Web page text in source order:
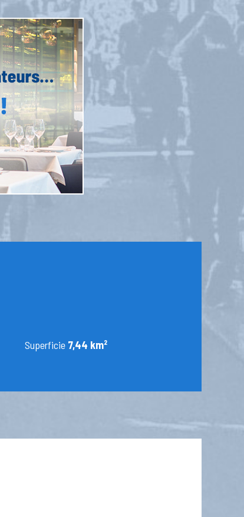
Superficie 7,44 km²